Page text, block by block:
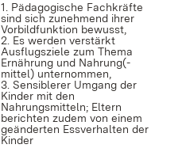
1. Pädagogische Fachkräfte
sind sich zunehmend ihrer
Vorbildfunktion bewusst,
2. Es werden verstärkt
Ausflugsziele zum Thema
Ernährung und Nahrung(-
mittel) unternommen,
3. Sensiblerer Umgang der
Kinder mit den
Nahrungsmitteln; Eltern
berichten zudem von einem
geänderten Essverhalten der
Kinder